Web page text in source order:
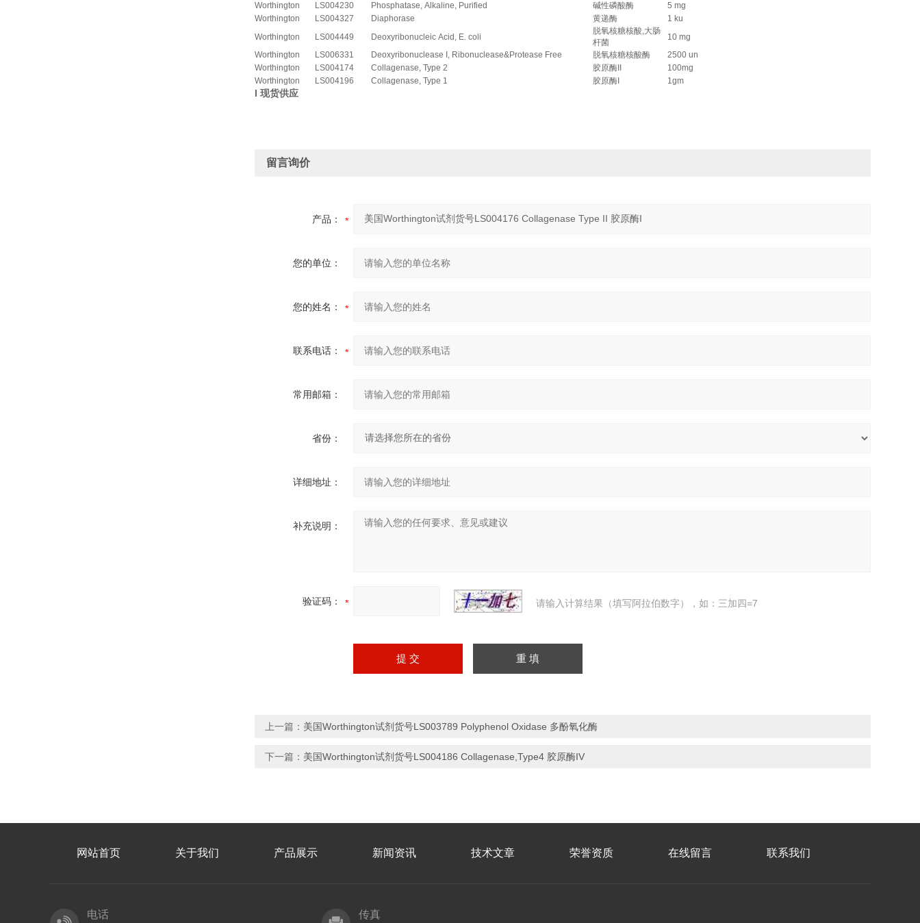
Worthington
LS004230 Phosphatase, Alkaline, Purified 碱性磷酸酶
5 mg
Worthington
LS004327 Diaphorase 黄递酶
1 ku
Worthington
LS004449 Deoxyribonucleic Acid, E. coli
脱氧核糖核酸,大肠
杆菌
10 mg
Worthington
LS006331 Deoxyribonuclease I, Ribonuclease&Protease Free 脱氧核糖核酸酶
2500 un
Worthington
LS004174 Collagenase, Type 2 胶原酶II
100mg
Worthington
LS004196 Collagenase, Type 1 胶原酶I 1gm
I 现货供应
留言询价
产品：
您的单位：
您的姓名：
联系电话：
常用邮箱：
省份：
详细地址：
补充说明：
验证码： 请输入计算结果（填写阿拉伯数字），如：三加四=7
上一篇： 美国Worthington试剂货号LS003789 Polyphenol Oxidase 多酚氧化酶
下一篇： 美国Worthington试剂货号LS004186 Collagenase,Type4 胶原酶IV
网站首页 关于我们 产品展示 新闻资讯 技术文章 荣誉资质 在线留言 联系我们
电话 传真